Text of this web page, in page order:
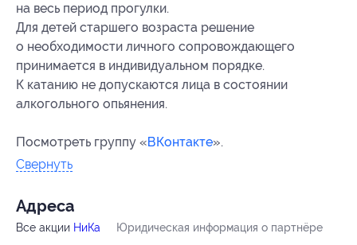
на весь период прогулки.
Для детей старшего возраста решение
о необходимости личного сопровождающего
принимается в индивидуальном порядке.
К катанию не допускаются лица в состоянии
алкогольного опьянения.
Посмотреть группу «ВКонтакте».
Свернуть
Адресa
Все акции НиКа Юридическая информация о партнёре